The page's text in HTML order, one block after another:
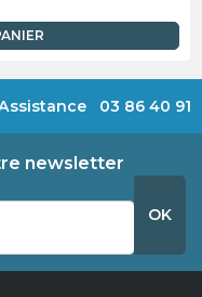
03 86 40 91
newsletter
OK